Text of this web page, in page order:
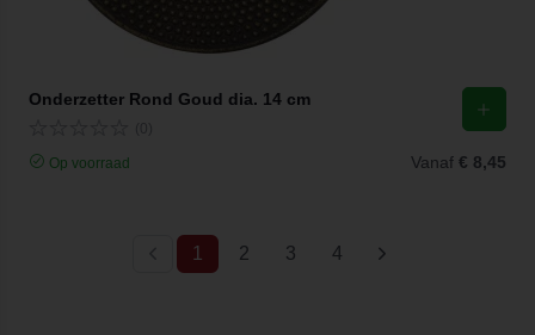
Onderzetter Rond Goud dia. 14 cm
Op voorraad Vanaf € 8,45
1 (current)
2 3 4